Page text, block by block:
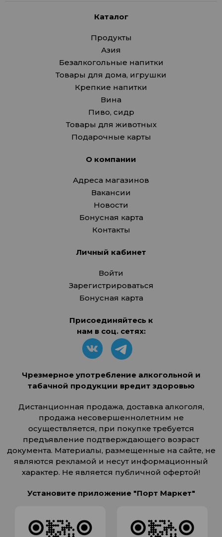
Каталог
Продукты
Азия
Безалкогольные напитки
Товары для дома, игрушки
Крепкие напитки
Вина
Пиво, сидр
Товары для животных
Подарочные карты
О компании
Адреса магазинов
Вакансии
Новости
Бонусная карта
Контакты
Личный кабинет
Войти
Зарегистрироваться
Бонусная карта
Присоединяйтесь к
нам в соц. сетях:
Чрезмерное употребление алкогольной и
табачной продукции вредит здоровью
Дистанционная продажа, доставка алкоголя,
продажа несовершеннолетним не
осуществляется, при покупке требуется
предъявление подтверждающего возраст
документа. Материалы, размещенные на сайте, не
являются рекламой и несут информационный
характер. Не является публичной офертой!
Установите приложение "Порт Маркет"